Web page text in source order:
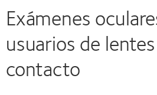
Exámenes
usuarios de
contacto